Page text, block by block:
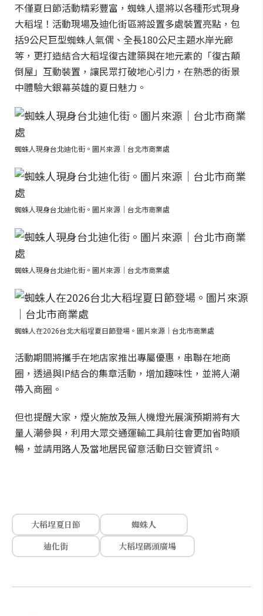
不僅夏日節活動精彩豐富，蜘蛛人還將以各種形式現身
大稻埕！活動現場及迪化街區將設置多處裝置亮點，包
括9公尺巨型蜘蛛人氣偶、全長180公尺主題水岸光廊
等，更打造結合大稻埕復古建築與在地元素的「復古顛
倒屋」互動裝置，讓民眾打破地心引力，在熟悉的街景
中體驗大銀幕英雄的夏日魅力。
蜘蛛人現身台北迪化街。圖片來源｜台北市商業處
蜘蛛人現身台北迪化街。圖片來源｜台北市商業處
蜘蛛人現身台北迪化街。圖片來源｜台北市商業處
蜘蛛人在2026台北大稻埕夏日節登場。圖片來源｜台北市商業處
活動期間將攜手在地店家推出專屬優惠，串聯在地商
圈，透過與IP結合的集章活動，增加趣味性，並將人潮
帶入商圈。
但也提醒大家，煙火施放及無人機燈光展演預期將有大
量人潮參與，利用大眾交通運輸工具前往會更加省時順
暢，並請用路人及當地居民留意活動日交管資訊。
大稻埕夏日節
蜘蛛人
迪化街
大稻埕碼頭廣場